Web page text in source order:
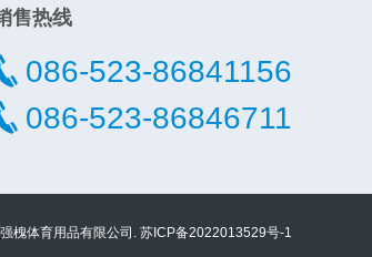
售热线
086-523-86841156
086-523-86846711
槐体育用品有限公司. 苏ICP备2022013529号-1